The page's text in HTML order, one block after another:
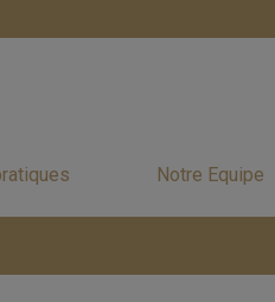
Notre Equipe